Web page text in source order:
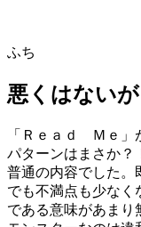
ふち
悪くはないが
「Ｒｅａｄ Ｍｅ」
パターンはまさか？
普通の内容でした。
でも不満点も少なく
である意味があまり